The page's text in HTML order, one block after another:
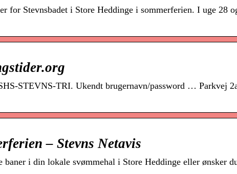
Stevnsbadet i Store Heddinge i sommerferien. I uge 28
STEVNS-TRI. Ukendt brugernavn/password … Parkvej
– Stevns Netavis
i din lokale svømmehal i Store Heddinge eller ønsker